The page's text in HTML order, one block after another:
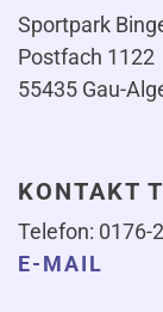
Sportpark
Postfach 1122
55435 Gau-
KONTAKT
Telefon: 0176-
E-MAIL